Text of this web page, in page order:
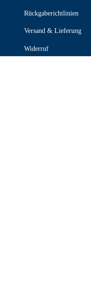
Rückgaberichtlinien
Versand & Lieferung
Widerruf